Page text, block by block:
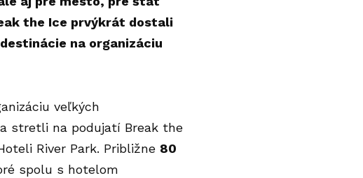
the Ice prvýkrát dostali
na organizáciu
veľkých
stretli na podujatí Break the
River Park. Približne 80
spolu s hotelom